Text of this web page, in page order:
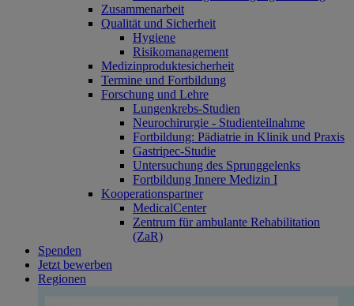
Zusammenarbeit
Qualität und Sicherheit
Hygiene
Risikomanagement
Medizinproduktesicherheit
Termine und Fortbildung
Forschung und Lehre
Lungenkrebs-Studien
Neurochirurgie - Studienteilnahme
Fortbildung: Pädiatrie in Klinik und Praxis
Gastripec-Studie
Untersuchung des Sprunggelenks
Fortbildung Innere Medizin I
Kooperationspartner
MedicalCenter
Zentrum für ambulante Rehabilitation
(ZaR)
Spenden
Jetzt bewerben
Regionen